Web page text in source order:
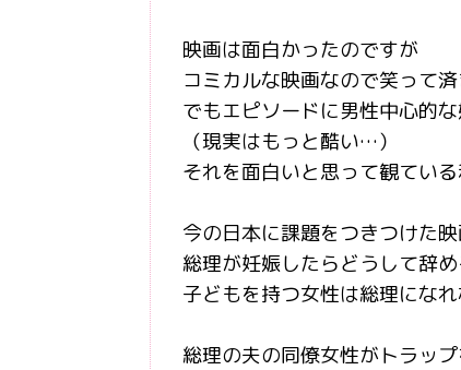
映画は面白かったのですが
コミカルな映画なので笑って
でもエピソードに男性中心的
（現実はもっと酷い…）
それを面白いと思って観てい
今の日本に課題をつきつけた
総理が妊娠したらどうして辞め
子どもを持つ女性は総理にな
総理の夫の同僚女性がトラッ